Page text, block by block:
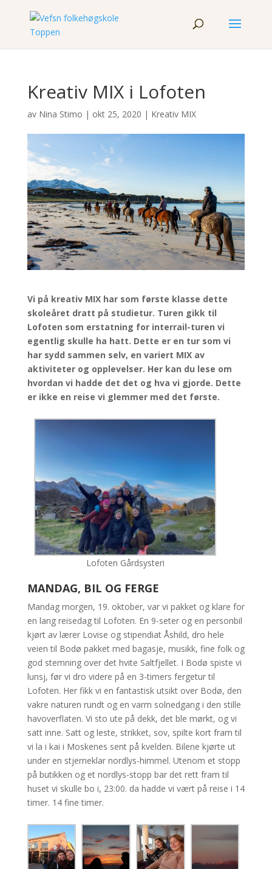
Kreativ MIX i Lofoten
av Nina Stimo | okt 25, 2020 | Kreativ MIX
Vi på kreativ MIX har som første klasse dette
skoleåret dratt på studietur. Turen gikk til
Lofoten som erstatning for interrail-turen vi
egentlig skulle ha hatt. Dette er en tur som vi
har sydd sammen selv, en variert MIX av
aktiviteter og opplevelser. Her kan du lese om
hvordan vi hadde det det og hva vi gjorde. Dette
er ikke en reise vi glemmer med det første.
Lofoten Gårdsysteri
MANDAG, BIL OG FERGE
Mandag morgen, 19. oktober, var vi pakket og klare for
en lang reisedag til Lofoten. En 9-seter og en personbil
kjørt av lærer Lovise og stipendiat Åshild, dro hele
veien til Bodø pakket med bagasje, musikk, fine folk og
god stemning over det hvite Saltfjellet. I Bodø spiste vi
lunsj, før vi dro videre på en 3-timers fergetur til
Lofoten. Her fikk vi en fantastisk utsikt over Bodø, den
vakre naturen rundt og en varm solnedgang i den stille
havoverflaten. Vi sto ute på dekk, det ble mørkt, og vi
satt inne. Satt og leste, strikket, sov, spilte kort fram til
vi la i kai i Moskenes sent på kvelden. Bilene kjørte ut
under en stjerneklar nordlys-himmel. Utenom et stopp
på butikken og et nordlys-stopp bar det rett fram til
huset vi skulle bo i, 23:00. da hadde vi vært på reise i 14
timer. 14 fine timer.